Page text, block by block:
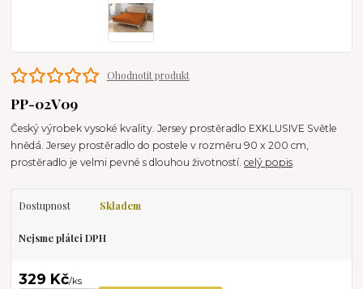
Ohodnotit produkt
PP-02V09
Český výrobek vysoké kvality. Jersey prostěradlo EXKLUSIVE Světle
hnědá. Jersey prostěradlo do postele v rozměru 90 x 200 cm,
prostěradlo je velmi pevné s dlouhou životností.celý popis
Dostupnost Skladem
Nejsme plátci DPH
329 Kč/ks